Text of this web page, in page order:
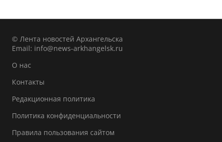
© Лента новостей Архангельска
Email: info@news-arkhangelsk.ru
О нас
Контакты
Редакционная политика
Политика конфиденциальности
Правила пользования сайтом